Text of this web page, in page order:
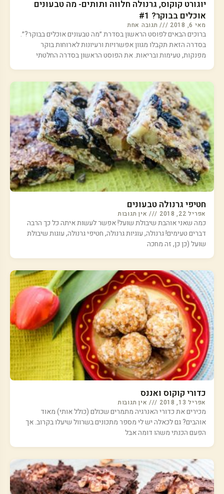
יוגורט קוקוס, גרנולה חלווה ותותים- מה טבעונים
אוכלים בבוקר? #1
מאי 6, 2018 תגובה אחת
ברוכים הבאים לפוסט הראשון בסדרת ״מה טבעונים אוכלים בבוקר?״.
בסדרה הזאת תקבלו מגוון אפשרויות ורעיונות לארוחות בוקר
מפנקות, טעימות ובריאות. את הפוסט הראשון בסדרה החלטתי
חטיפי גרנולה טבעונים
אפריל 22, 2018 אין תגובות
כמה שאני אוהבת שיבולת שועל! אפשר לעשות איתה כל כך הרבה
דברים טעימים! גרנולה, עוגיות גרנולה, חטיפי גרנולה, עוגות שיבולת
שועל (כן כן, זה מחכה
כדורי קוקוס ואננס
אפריל 13, 2018 אין תגובות
מכירים את כדורי האנרגיה מתמרים שכולם (כולל אותי) מאוד
אוהבים? גם לכאלה יש לי מספר מתכונים בשרוול שיעלו בקרוב. אך
הפעם הכנתי משהו דומה אבל